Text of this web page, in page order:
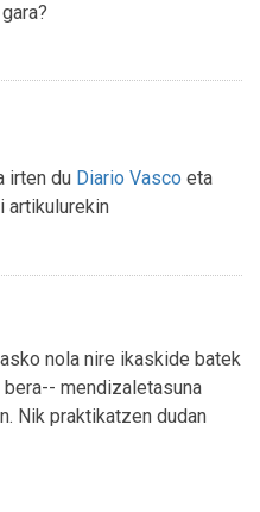
irten du Diario Vasco eta
artikulurekin
nola nire ikaskide batek
mendizaletasuna
Nik praktikatzen dudan